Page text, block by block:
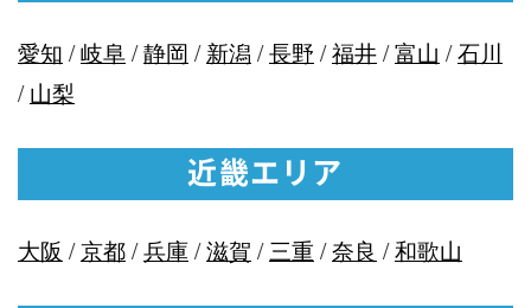
愛知 /岐阜/静岡 /新潟 /長野 /福井/富山 /石川
/山梨
近畿エリア
大阪 /京都/兵庫/滋賀 /三重 /奈良 /和歌山